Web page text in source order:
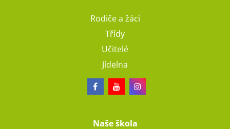
Rodiče a žáci
Třídy
Učitelé
Jídelna
Naše škola